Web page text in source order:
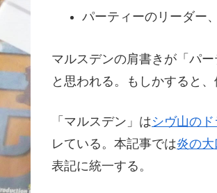
パーティーのリーダー
マルスデンの肩書きが「パー
と思われる。もしかすると
「マルスデン」はシヴ山のド
レている。本記事では炎の大
表記に統一する。